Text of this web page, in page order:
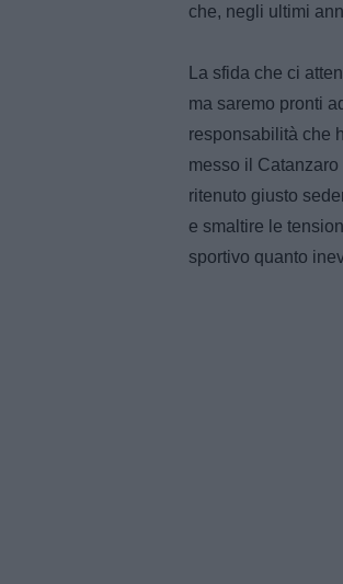
che, negli ultimi
La sfida che ci
ma saremo pronti
responsabilità che
messo il
ritenuto giusto
e smaltire le
sportivo quanto